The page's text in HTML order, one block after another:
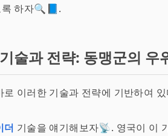
록 하자🔍📘.
기술과 전략: 동맹군의 우
로 이러한 기술과 전략에 기반하여 있
더 기술을 얘기해보자📡. 영국이 이